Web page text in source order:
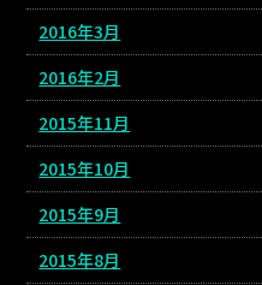
2016年3月
2016年2月
2015年11月
2015年10月
2015年9月
2015年8月